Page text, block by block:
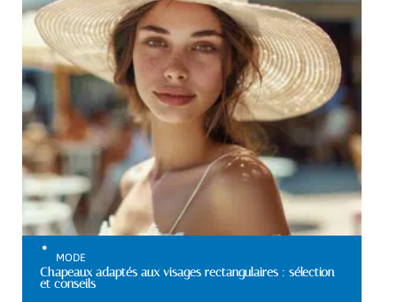
MODE
Chapeaux adaptés aux visages rectangulaires : sélection
et conseils